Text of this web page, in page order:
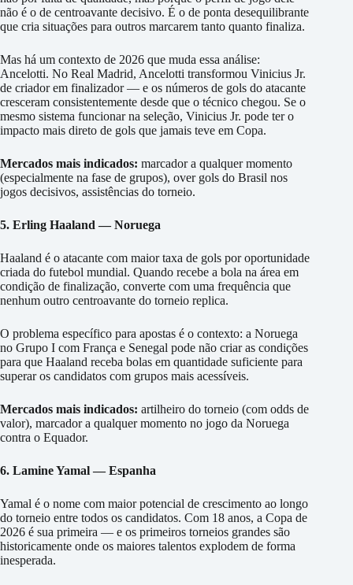
não é o de centroavante decisivo. É o de ponta desequilibrante
que cria situações para outros marcarem tanto quanto finaliza.
Mas há um contexto de 2026 que muda essa análise:
Ancelotti. No Real Madrid, Ancelotti transformou Vinicius Jr.
de criador em finalizador — e os números de gols do atacante
cresceram consistentemente desde que o técnico chegou. Se o
mesmo sistema funcionar na seleção, Vinicius Jr. pode ter o
impacto mais direto de gols que jamais teve em Copa.
Mercados mais indicados: marcador a qualquer momento
(especialmente na fase de grupos), over gols do Brasil nos
jogos decisivos, assistências do torneio.
5. Erling Haaland — Noruega
Haaland é o atacante com maior taxa de gols por oportunidade
criada do futebol mundial. Quando recebe a bola na área em
condição de finalização, converte com uma frequência que
nenhum outro centroavante do torneio replica.
O problema específico para apostas é o contexto: a Noruega
no Grupo I com França e Senegal pode não criar as condições
para que Haaland receba bolas em quantidade suficiente para
superar os candidatos com grupos mais acessíveis.
Mercados mais indicados: artilheiro do torneio (com odds de
valor), marcador a qualquer momento no jogo da Noruega
contra o Equador.
6. Lamine Yamal — Espanha
Yamal é o nome com maior potencial de crescimento ao longo
do torneio entre todos os candidatos. Com 18 anos, a Copa de
2026 é sua primeira — e os primeiros torneios grandes são
historicamente onde os maiores talentos explodem de forma
inesperada.